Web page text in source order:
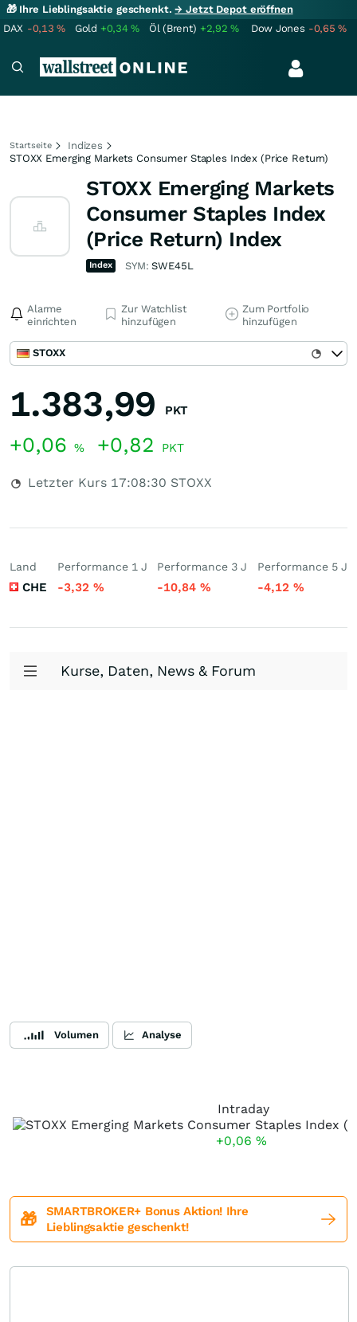
🎁 Ihre Lieblingsaktie geschenkt.→ Jetzt Depot eröffnen
DAX -0,13% Gold +0,34% Öl (Brent) +2,92% Dow Jones -0,65%
Startseite
Indizes
STOXX Emerging Markets Consumer Staples Index (Price Return)
STOXX Emerging Markets
Consumer Staples Index
(Price Return) Index
Index SYM:SWE45L
Alarme
einrichten
Zur Watchlist
hinzufügen
Zum Portfolio
hinzufügen
STOXX
1.383,99 PKT
+0,06 % +0,82 PKT
Letzter Kurs 17:08:30 STOXX
Land
CHE
Performance 1 J
-3,32 %
Performance 3 J
-10,84%
Performance 5 J
-4,12 %
Kurse, Daten, News & Forum
Volumen Analyse
Intraday
+0,06 %
🎁
SMARTBROKER+ Bonus Aktion! Ihre
Lieblingsaktie geschenkt!